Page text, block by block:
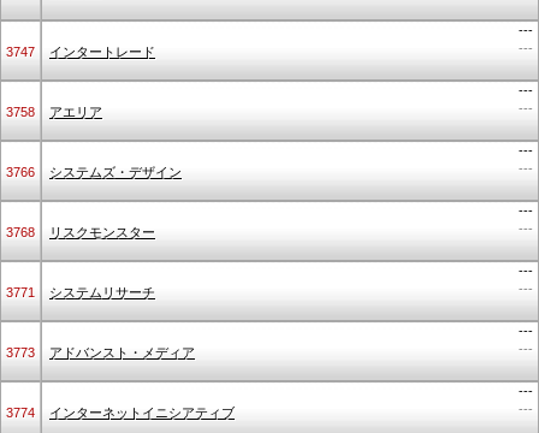
3747 インタートレード
---
---
3758 アエリア
---
---
3766 システムズ・デザイン
---
---
3768 リスクモンスター
---
---
3771 システムリサーチ
---
---
3773 アドバンスト・メディア
---
---
3774 インターネットイニシアティブ
---
---